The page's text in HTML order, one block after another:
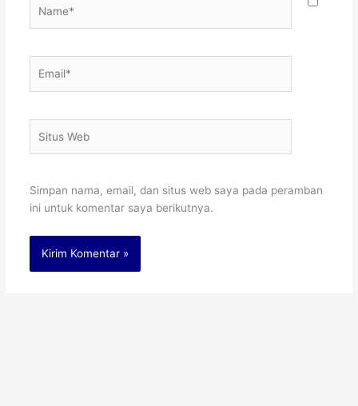
Web
Simpan nama, email, dan situs web saya pada peramban
ini untuk komentar saya berikutnya.